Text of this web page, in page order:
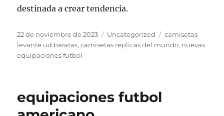
destinada a crear tendencia.
Publicado
el
22 de noviembre de 2023 Categorías
Uncategorized Etiquetas
camisetas
levante ud baratas,camisetas replicas del mundo, nuevas
equipaciones futbol
equipaciones futbol